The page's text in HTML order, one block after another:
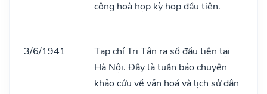
cộng hoà họp kỳ họp đầu tiên.
3/6/1941
Tạp chí Tri Tân ra số đầu tiên tại
Hà Nội. Đây là tuần báo chuyên
khảo cứu về vǎn hoá và lịch sử dân